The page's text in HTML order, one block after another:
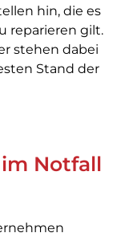
hin, die es
reparieren gilt.
stehen dabei
Stand der
Notfall